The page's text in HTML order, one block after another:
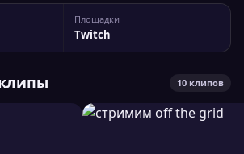
канала 1 321 подписчиков, а
доходил до 1 617 зрителей.
Площадки
Twitch
10 клипов